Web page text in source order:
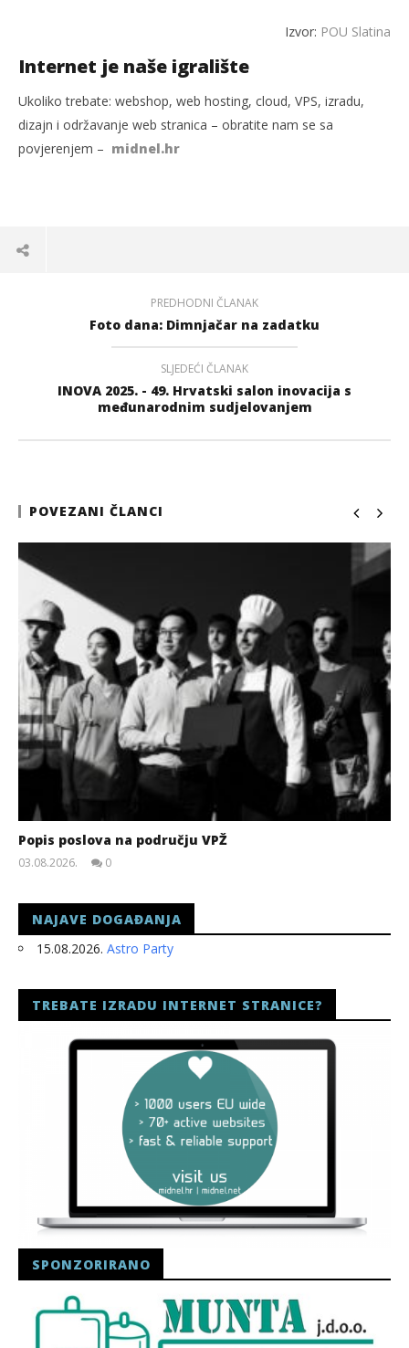
Izvor: POU Slatina
Internet je naše igralište
Ukoliko trebate: webshop, web hosting, cloud, VPS, izradu,
dizajn i održavanje web stranica – obratite nam se sa
povjerenjem – midnel.hr
PREDHODNI ČLANAK
Foto dana: Dimnjačar na zadatku
SLJEDEĆI ČLANAK
INOVA 2025. - 49. Hrvatski salon inovacija s
međunarodnim sudjelovanjem
POVEZANI ČLANCI
Popis poslova na području VPŽ
03.08.2026.
0
NAJAVE DOGAĐANJA
15.08.2026. Astro Party
TREBATE IZRADU INTERNET STRANICE?
SPONZORIRANO